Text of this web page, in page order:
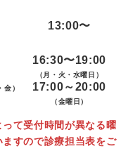
13:00〜
金）
16:30〜19:00
（月・火・水曜日）
17:00～20:00
（金曜日）
って受付時間が異なる曜
ますので診療担当表をご